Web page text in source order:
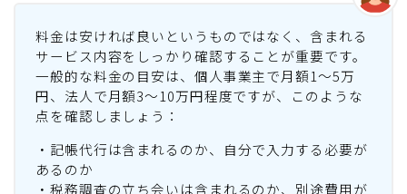
料金は安ければ良いというものではなく、含まれる
サービス内容をしっかり確認することが重要です。
一般的な料金の目安は、個人事業主で月額1〜5万
円、法人で月額3〜10万円程度ですが、このような
点を確認しましょう：
・記帳代行は含まれるのか、自分で入力する必要が
あるのか
・税務調査の立ち会いは含まれるのか、別途費用が